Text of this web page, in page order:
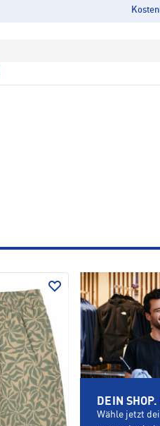
DEIN
Wähle jetzt